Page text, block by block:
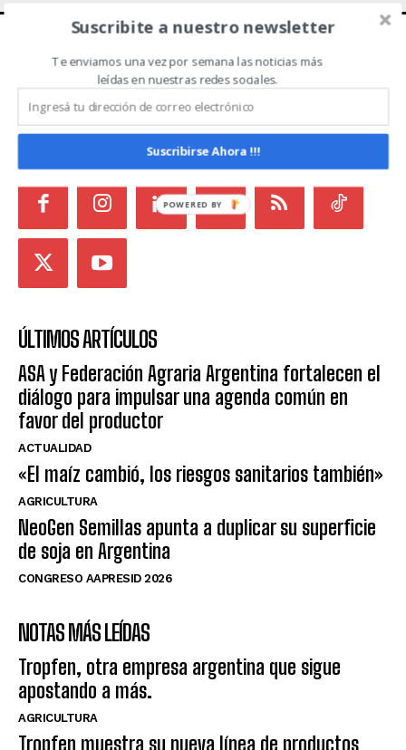
ACERCA DE NOSOTROS
Noticias de Campo es un medio independiente
focalizado en Redes Sociales que intenta aglutinar
todas las noticias del sector en un sólo lugar.
ÚLTIMOS ARTÍCULOS
ASA y Federación Agraria Argentina fortalecen el
diálogo para impulsar una agenda común en
favor del productor
ACTUALIDAD
«El maíz cambió, los riesgos sanitarios también»
AGRICULTURA
NeoGen Semillas apunta a duplicar su superficie
de soja en Argentina
CONGRESO AAPRESID 2026
NOTAS MÁS LEÍDAS
Tropfen, otra empresa argentina que sigue
apostando a más.
AGRICULTURA
Tropfen muestra su nueva línea de productos
Suscribite a nuestro newsletter
Te enviamos una vez por semana las noticias más
leídas en nuestras redes sociales.
Suscribirse Ahora !!!
POWERED BY